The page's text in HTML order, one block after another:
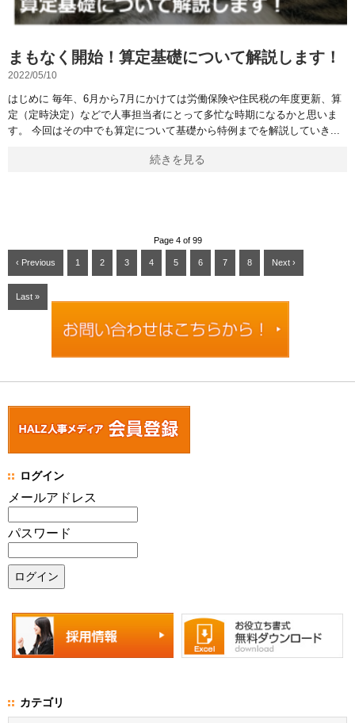
まもなく開始！算定基礎について解説します！
2022/05/10
はじめに 毎年、6月から7月にかけては労働保険や住民税の年度更新、算
定（定時決定）などで人事担当者にとって多忙な時期になるかと思いま
す。 今回はその中でも算定について基礎から特例までを解説していき
続きを見る
Page 4 of 99
‹ Previous 1 2 3 4 5 6 7 8 Next ›
Last »
ログイン
メールアドレス
パスワード
カテゴリ